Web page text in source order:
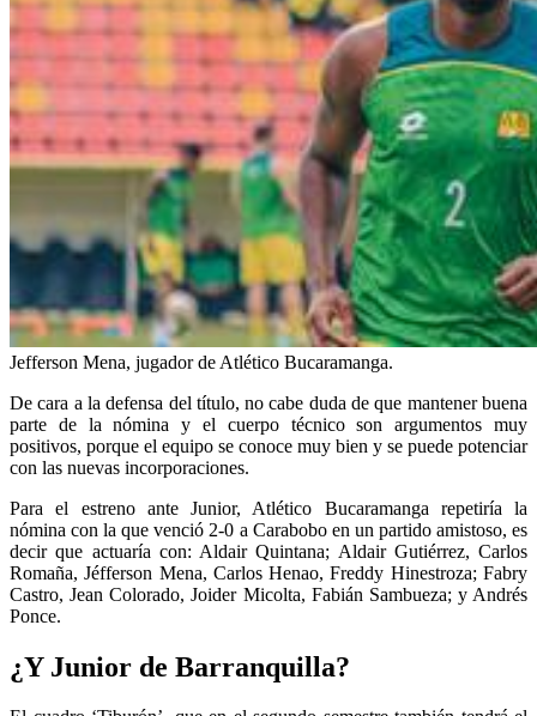
Jefferson Mena, jugador de Atlético Bucaramanga.
De cara a la defensa del título, no cabe duda de que mantener buena
parte de la nómina y el cuerpo técnico son argumentos muy
positivos, porque el equipo se conoce muy bien y se puede potenciar
con las nuevas incorporaciones.
Para el estreno ante Junior, Atlético Bucaramanga repetiría la
nómina con la que venció 2-0 a Carabobo en un partido amistoso, es
decir que actuaría con: Aldair Quintana; Aldair Gutiérrez, Carlos
Romaña, Jéfferson Mena, Carlos Henao, Freddy Hinestroza; Fabry
Castro, Jean Colorado, Joider Micolta, Fabián Sambueza; y Andrés
Ponce.
¿Y Junior de Barranquilla?